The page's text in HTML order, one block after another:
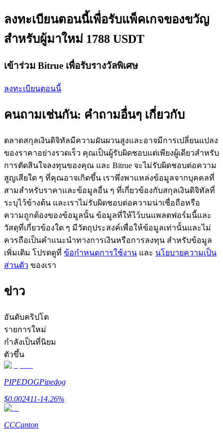
เป็นเทรดเดอร์คัดลอก
เพลิดเพลินกับการแบ่งปันผลกำไรและค่าคอมมิชชั่นการคัด
ลอกการซื้อขาย
ข้อมูล
การวิเคราะห์ข้อมูลขนาดใหญ่ รวมถึงข้อมูลการค้า ฯลฯ
ลงทะเบียนตอนนี้เพื่อรับแพ็คเกจของขวัญ
สำหรับผู้มาใหม่ 1788 USDT
เข้าร่วม Bitrue เพื่อรับรางวัลพิเศษ
ลงทะเบียนตอนนี้
คนถามเช่นกัน: คำถามอื่นๆ เกี่ยวกับ
ตลาดสกุลเงินดิจิทัลมีความผันผวนสูงและอาจมีการเปลี่ยนแปลง
ของราคาอย่างรวดเร็ว คุณเป็นผู้รับผิดชอบแต่เพียงผู้เดียวสำหรับ
การตัดสินใจลงทุนของคุณ และ Bitrue จะไม่รับผิดชอบต่อความ
สูญเสียใด ๆ ที่คุณอาจเกิดขึ้น เราพึ่งพาแหล่งข้อมูลจากบุคคลที่
สามสำหรับราคาและข้อมูลอื่น ๆ ที่เกี่ยวข้องกับสกุลเงินดิจิทัลที่
ระบุไว้ข้างต้น และเราไม่รับผิดชอบต่อความน่าเชื่อถือหรือ
ความถูกต้องของข้อมูลนั้น ข้อมูลที่ให้ไว้บนแพลตฟอร์มนี้และ
วัสดุที่เกี่ยวข้องใด ๆ มีวัตถุประสงค์เพื่อให้ข้อมูลเท่านั้นและไม่
ควรถือเป็นคำแนะนำทางการเงินหรือการลงทุน สำหรับข้อมูล
เพิ่มเติม โปรดดูที่ ข้อกำหนดการใช้งาน และ นโยบายความเป็น
ส่วนตัว ของเรา
ข่าว
อันดับคริปโต
รายการใหม่
กำลังเป็นที่นิยม
ตัวขึ้น
PIPEDOGPipedog
$0.002411-14.26%
CCCanton